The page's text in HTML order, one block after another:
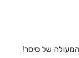
של סיסר!